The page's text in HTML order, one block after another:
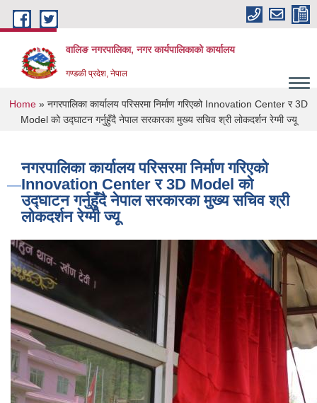
Skip to main content
वालिङ नगरपालिका, नगर कार्यपालिकाको कार्यालय
गण्डकी प्रदेश, नेपाल
You are here
Home » नगरपालिका कार्यालय परिसरमा निर्माण गरिएको Innovation Center र 3D
Model को उद्घाटन गर्नुहुँदै नेपाल सरकारका मुख्य सचिव श्री लोकदर्शन रेग्मी ज्यू
नगरपालिका कार्यालय परिसरमा निर्माण गरिएको
Innovation Center र 3D Model को
उद्घाटन गर्नुहुँदै नेपाल सरकारका मुख्य सचिव श्री
लोकदर्शन रेग्मी ज्यू